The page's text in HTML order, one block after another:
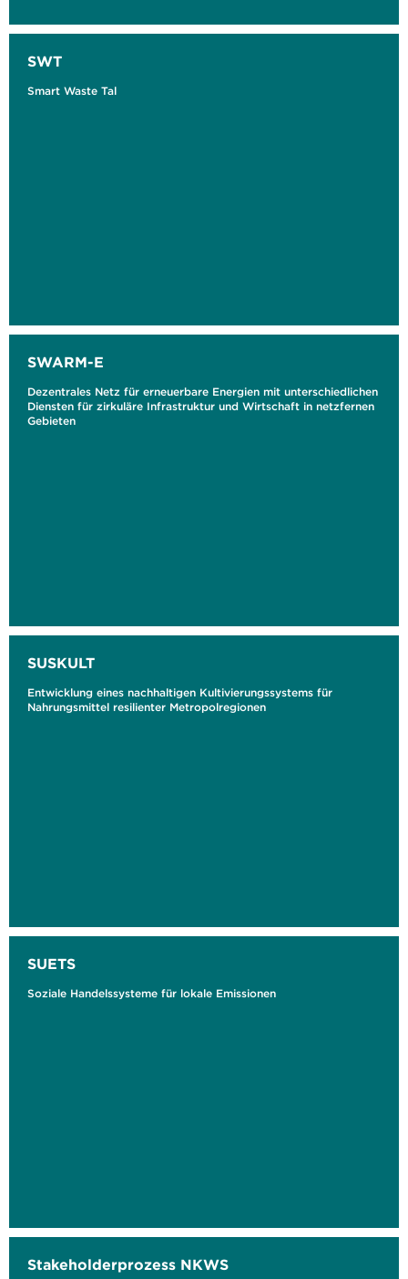
SWT
Smart Waste Tal
SWARM-E
Dezentrales Netz für erneuerbare Energien mit unterschiedlichen
Diensten für zirkuläre Infrastruktur und Wirtschaft in netzfernen
Gebieten
SUSKULT
Entwicklung eines nachhaltigen Kultivierungssystems für
Nahrungsmittel resilienter Metropolregionen
SUETS
Soziale Handelssysteme für lokale Emissionen
Stakeholderprozess NKWS